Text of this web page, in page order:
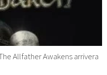
Allfather Awakens arrivera